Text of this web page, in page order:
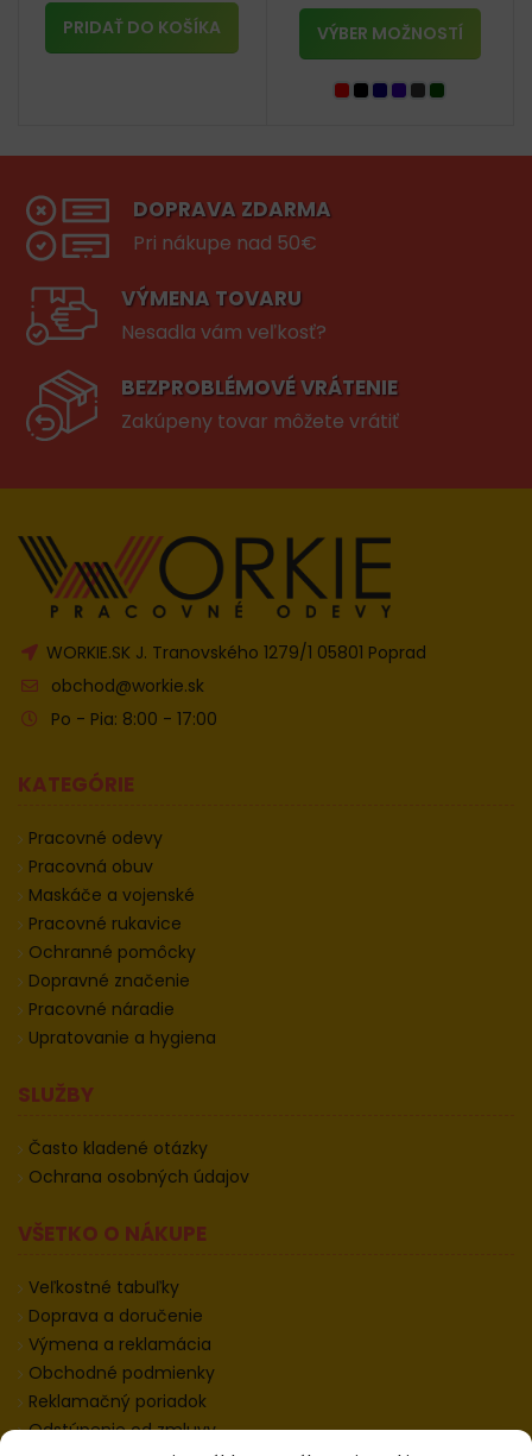
PRIDAŤ DO KOŠÍKA VÝBER MOŽNOSTÍ
DOPRAVA ZDARMA
Pri nákupe nad 50€
VÝMENA TOVARU
Nesadla vám veľkosť?
BEZPROBLÉMOVÉ VRÁTENIE
Zakúpeny tovar môžete vrátiť
WORKIE.SK J. Tranovského 1279/1 05801 Poprad
obchod@workie.sk
Po - Pia: 8:00 - 17:00
KATEGÓRIE
Pracovné odevy
Pracovná obuv
Maskáče a vojenské
Pracovné rukavice
Ochranné pomôcky
Dopravné značenie
Pracovné náradie
Upratovanie a hygiena
SLUŽBY
Často kladené otázky
Ochrana osobných údajov
VŠETKO O NÁKUPE
Veľkostné tabuľky
Doprava a doručenie
Výmena a reklamácia
Obchodné podmienky
Reklamačný poriadok
Odstúpenie od zmluvy